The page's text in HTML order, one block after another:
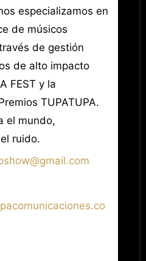
especializamos en
de músicos
de gestión
de alto impacto
FEST y la
TUPATUPA.
el mundo,
ruido.